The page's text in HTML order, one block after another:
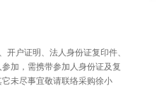
户证明、法人身份证复印件、
加，需携带参加人身份证及复
未尽事宜敬请联络采购徐小